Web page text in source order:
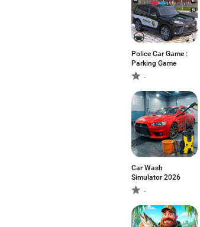
Police Car Game :
Parking Game
-
Car Wash
Simulator 2026
-